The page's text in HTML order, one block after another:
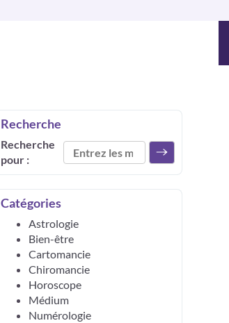
Recherche
Recherche
pour :
Catégories
Astrologie
Bien-être
Cartomancie
Chiromancie
Horoscope
Médium
Numérologie